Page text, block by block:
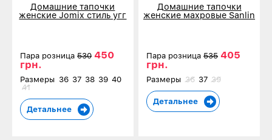
Домашние тапочки
женские Jomix стиль угг
Пара розница 530 450
грн.
Размеры 36 37 38 39 40
41
Детальнее
Домашние тапочки
женские махровые Sanlin
зеленые 6465-1
Пара розница535 405
грн.
Размеры 36 37 39
Детальнее